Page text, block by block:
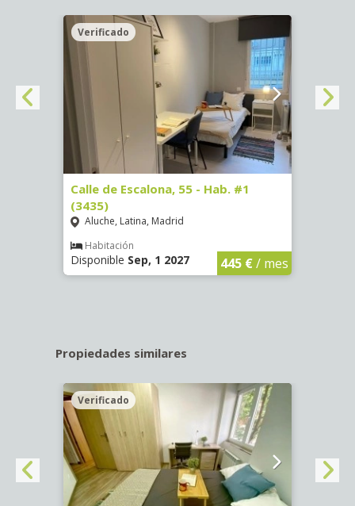
Verificado
Calle de Escalona, 55 - Hab. #1
(3435)
Aluche, Latina, Madrid
Habitación
Disponible Sep, 1 2027 445 €/ mes
Propiedades similares
Verificado